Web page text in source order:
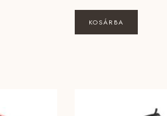
KOSÁRBA